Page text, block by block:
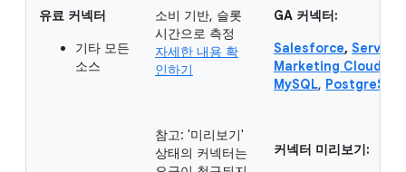
유료 커넥터
기타 모든
소스
소비 기반, 슬롯
시간으로 측정
자세한 내용 확
인하기
참고: '미리보기'
상태의 커넥터는
GA 커넥터:
Salesforce,
Marketing Cloud
MySQL, PostgreSQL
커넥터 미리보기: